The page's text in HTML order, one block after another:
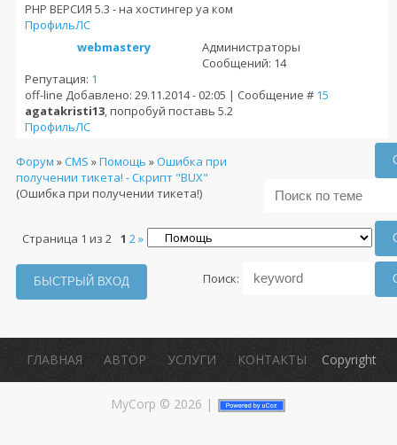
РНР ВЕРСИЯ 5.3 - на хостингер уа ком
ПрофильЛС
webmastery
Администраторы
Сообщений: 14
Репутация: 1
off-line Добавлено: 29.11.2014 - 02:05 | Сообщение # 15
agatakristi13, попробуй поставь 5.2
ПрофильЛС
Форум »CMS »Помощь »Ошибка при
получении тикета! - Cкрипт "BUX"
(Ошибка при получении тикета!)
Страница 1 из 2 1 2»
Поиск:
ГЛАВНАЯ АВТОР УСЛУГИ КОНТАКТЫ Copyright
MyCorp © 2026 |